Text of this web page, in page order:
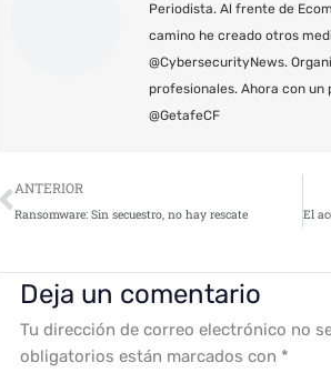
Periodista. Al frente de
camino he creado otros
@CybersecurityNews.
profesionales. Ahora con un
@GetafeCF
Ant
ANTERIOR
Ransomware: Sin secuestro, no hay rescate
Deja un comentario
Tu dirección de correo electrónico no
obligatorios están marcados con *